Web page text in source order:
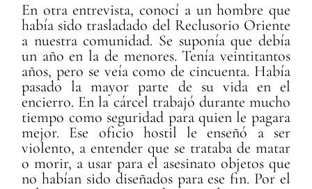
En otra entrevista, conocí a un hombre que
había sido trasladado del Reclusorio Oriente
a nuestra comunidad. Se suponía que debía
un año en la de menores. Tenía veintitantos
años, pero se veía como de cincuenta. Había
pasado la mayor parte de su vida en el
encierro. En la cárcel trabajó durante mucho
tiempo como seguridad para quien le pagara
mejor. Ese oficio hostil le enseñó a ser
violento, a entender que se trataba de matar
o morir, a usar para el asesinato objetos que
no habían sido diseñados para ese fin. Por el